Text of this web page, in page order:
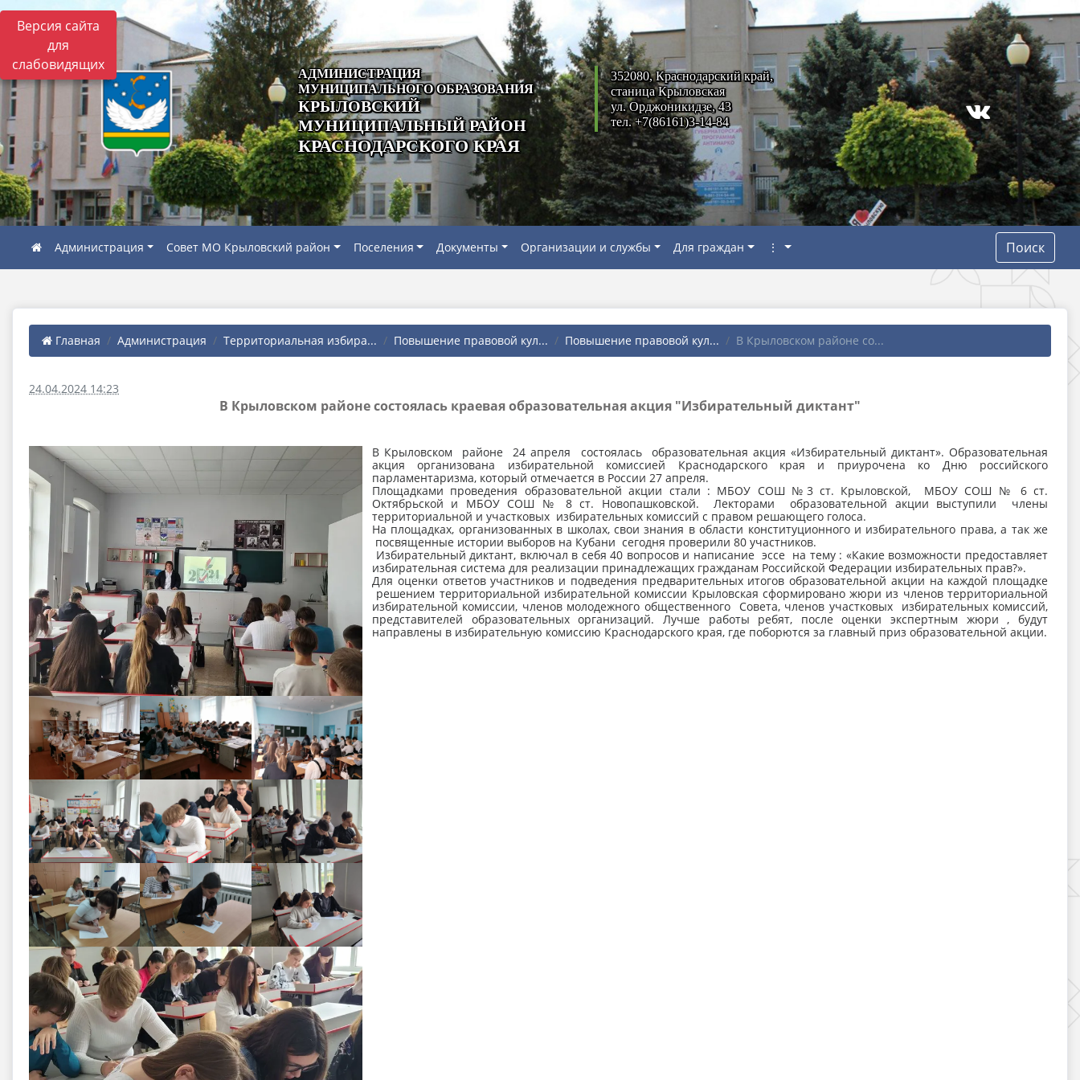
Версия сайта
для
слабовидящих
АДМИНИСТРАЦИЯ
МУНИЦИПАЛЬНОГО ОБРАЗОВАНИЯ
КРЫЛОВСКИЙ
МУНИЦИПАЛЬНЫЙ РАЙОН
КРАСНОДАРСКОГО КРАЯ
352080, Краснодарский край,
станица Крыловская
ул. Орджоникидзе, 43
тел. +7(86161)3-14-84
Администрация Совет МО Крыловский район Поселения Документы Организации и службы Для граждан ⋮ Поиск
Главная Администрация Территориальная избира... Повышение правовой кул... Повышение правовой кул... В Крыловском районе со...
24.04.2024 14:23
В Крыловском районе состоялась краевая образовательная акция "Избирательный диктант"
В Крыловском районе 24 апреля состоялась образовательная акция «Избирательный диктант». Образовательная
акция организована избирательной комиссией Краснодарского края и приурочена ко Дню российского
парламентаризма, который отмечается в России 27 апреля.
Площадками проведения образовательной акции стали : МБОУ СОШ №3 ст. Крыловской, МБОУ СОШ № 6 ст.
Октябрьской и МБОУ СОШ № 8 ст. Новопашковской. Лекторами образовательной акции выступили члены
территориальной и участковых избирательных комиссий с правом решающего голоса.
На площадках, организованных в школах, свои знания в области конституционного и избирательного права, а так же
посвященные истории выборов на Кубани сегодня проверили 80 участников.
Избирательный диктант, включал в себя 40 вопросов и написание эссе на тему : «Какие возможности предоставляет
избирательная система для реализации принадлежащих гражданам Российской Федерации избирательных прав?».
Для оценки ответов участников и подведения предварительных итогов образовательной акции на каждой площадке
решением территориальной избирательной комиссии Крыловская сформировано жюри из членов территориальной
избирательной комиссии, членов молодежного общественного Совета, членов участковых избирательных комиссий,
представителей образовательных организаций. Лучше работы ребят, после оценки экспертным жюри , будут
направлены в избирательную комиссию Краснодарского края, где поборются за главный приз образовательной акции.